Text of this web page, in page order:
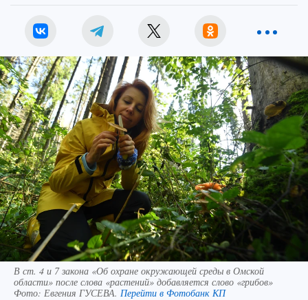
В ст. 4 и 7 закона «Об охране окружающей среды в Омской
области» после слова «растений» добавляется слово «грибов»
Фото: Евгения ГУСЕВА. Перейти в Фотобанк КП